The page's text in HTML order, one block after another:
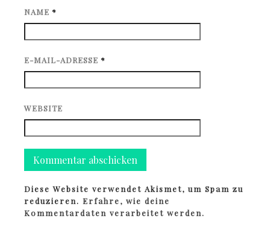
NAME *
E-MAIL-ADRESSE *
WEBSITE
Diese Website verwendet Akismet, um Spam zu
reduzieren.Erfahre, wie deine
Kommentardaten verarbeitet werden.